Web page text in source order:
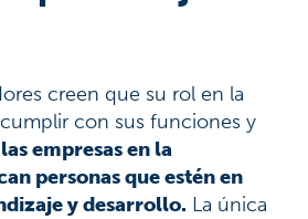
creen que su rol en la
con sus funciones y
las empresas en la
personas que estén en
y desarrollo. La única